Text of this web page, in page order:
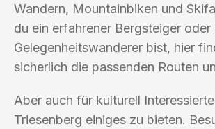
Wandern, Mountainbiken und
du ein erfahrener Bergsteiger oder
Gelegenheitswanderer bist, hier
sicherlich die passenden Routen
Aber auch für kulturell
Triesenberg einiges zu bieten.